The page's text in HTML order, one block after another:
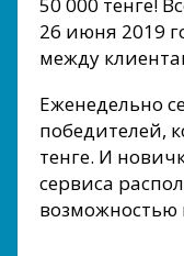
26 июня 2019
между
Еженедельно
победителей,
тенге. И
сервиса
возможностью